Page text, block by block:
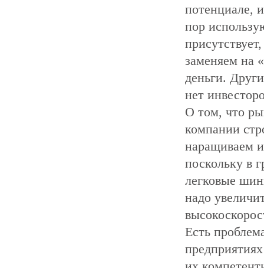
потенциале,
пор
заменяем на
деньги.
нет
О том, что
компании
наращиваем
поскольку в
легковые
надо
Есть